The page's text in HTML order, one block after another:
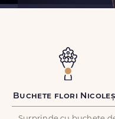
Buchete flori